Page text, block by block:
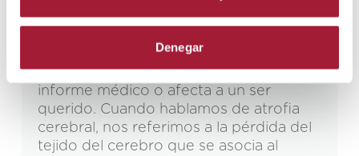
Denegar
síntomas y diagnóstico
puede generar preocupación,
especialmente cuando aparece en un
informe médico o afecta a un ser
querido. Cuando hablamos de atrofia
cerebral, nos referimos a la pérdida del
tejido del cerebro que se asocia al